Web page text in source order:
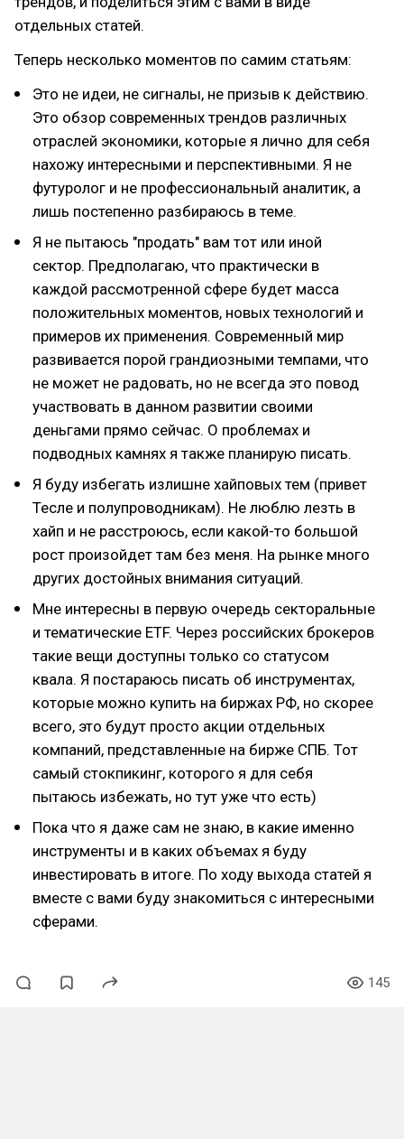
отдельных статей.
Теперь несколько моментов по самим статьям:
Это не идеи, не сигналы, не призыв к действию.
Это обзор современных трендов различных
отраслей экономики, которые я лично для себя
нахожу интересными и перспективными. Я не
футуролог и не профессиональный аналитик, а
лишь постепенно разбираюсь в теме.
Я не пытаюсь "продать" вам тот или иной
сектор. Предполагаю, что практически в
каждой рассмотренной сфере будет масса
положительных моментов, новых технологий и
примеров их применения. Современный мир
развивается порой грандиозными темпами, что
не может не радовать, но не всегда это повод
участвовать в данном развитии своими
деньгами прямо сейчас. О проблемах и
подводных камнях я также планирую писать.
Я буду избегать излишне хайповых тем (привет
Тесле и полупроводникам). Не люблю лезть в
хайп и не расстроюсь, если какой-то большой
рост произойдет там без меня. На рынке много
других достойных внимания ситуаций.
Мне интересны в первую очередь секторальные
и тематические ETF. Через российских брокеров
такие вещи доступны только со статусом
квала. Я постараюсь писать об инструментах,
которые можно купить на биржах РФ, но скорее
всего, это будут просто акции отдельных
компаний, представленные на бирже СПБ. Тот
самый стокпикинг, которого я для себя
пытаюсь избежать, но тут уже что есть)
Пока что я даже сам не знаю, в какие именно
инструменты и в каких объемах я буду
инвестировать в итоге. По ходу выхода статей я
вместе с вами буду знакомиться с интересными
сферами.
145